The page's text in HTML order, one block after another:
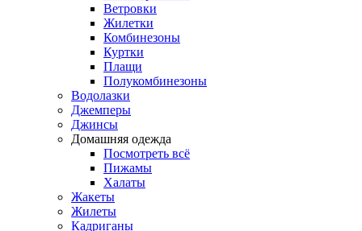
Ветровки
Жилетки
Комбинезоны
Куртки
Плащи
Полукомбинезоны
Водолазки
Джемперы
Джинсы
Домашняя одежда
Посмотреть всё
Пижамы
Халаты
Жакеты
Жилеты
Кадриганы